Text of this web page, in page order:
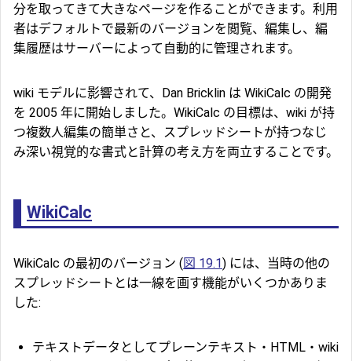
分を取ってきて大きなページを作ることができます。利用
者はデフォルトで最新のバージョンを閲覧、編集し、編
集履歴はサーバーによって自動的に管理されます。
wiki モデルに影響されて、Dan Bricklin は WikiCalc の開発
を 2005 年に開始しました。WikiCalc の目標は、wiki が持
つ複数人編集の簡単さと、スプレッドシートが持つなじ
み深い視覚的な書式と計算の考え方を両立することです。
WikiCalc
WikiCalc の最初のバージョン (図 19.1) には、当時の他の
スプレッドシートとは一線を画す機能がいくつかありま
した:
テキストデータとしてプレーンテキスト・HTML・wiki